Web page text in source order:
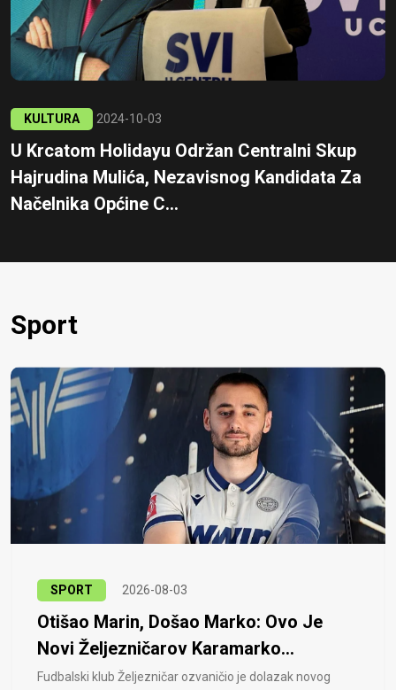
KULTURA 2024-10-03
U Krcatom Holidayu Održan Centralni Skup
Hajrudina Mulića, Nezavisnog Kandidata Za
Načelnika Općine C...
Sport
SPORT 2026-08-03
Otišao Marin, Došao Marko: Ovo Je
Novi Željezničarov Karamarko...
Fudbalski klub Željezničar ozvaničio je dolazak novog